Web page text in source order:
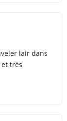
lair dans
très